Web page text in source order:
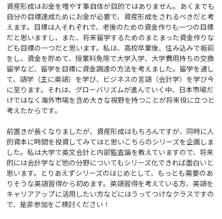
資産形成はお金を増やす事自体が目的ではありません。あくまでも
自分の目標達成ためにお金が必要で、資産形成をされるべきだと考
えます。目標は人それぞれで、老後のための資金作りも一つの目標
だと思いますし、また、将来留学するためのまとまった資金作りな
ども目標の一つだと思います。私は、高校卒業後、住み込みで板前
をし、資金を貯めて、授業料免除で大学入学、大学費用持ちの交換
留学など、留学を目標に資金調達の方法を考えました。留学を通し
て、語学（主に英語）を学び、ビジネスの言語（会計学）を学び今
に至ります。それは、グローバリズムが進んでいく中、日本市場だ
けではなく海外市場を含め大きな視野を持つことが将来役に立つと
考えたからです。
前置きが長くなりましたが、資産形成はもちろんですが、同時に人
的資本に時間を投資してみてはと思いこちらのシリーズを企画しま
した。私は大学で英文会計と内部監査論を教えていますので、将来
的には会計学など他の分野についてもシリーズ化できれば面白いと
思います。とりあえずシリーズのはじめとして、もっとも需要のあ
りそうな英語習得から初めます。英語習得を考えている方、英語を
キャリアアップに活用したい方などにはうってつけなクラスですの
で、是非参加をご検討ください！